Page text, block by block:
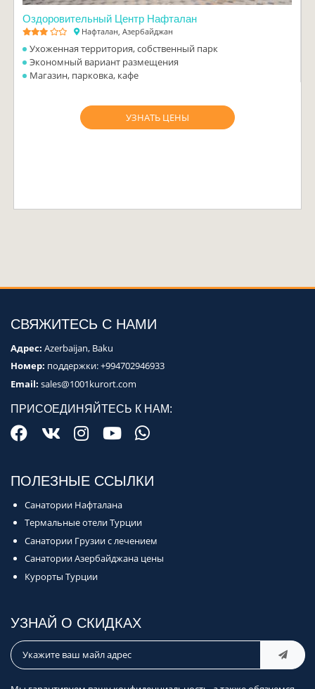
Оздоровительный Центр Нафталан
Нафталан, Азербайджан
Ухоженная территория, собственный парк
Экономный вариант размещения
Магазин, парковка, кафе
УЗНАТЬ ЦЕНЫ
СВЯЖИТЕСЬ С НАМИ
Адрес: Azerbaijan, Baku
Номер: поддержки:+994702946933
Email: sales@1001kurort.com
ПРИСОЕДИНЯЙТЕСЬ К НАМ:
ПОЛЕЗНЫЕ ССЫЛКИ
Санатории Нафталана
Термальные отели Турции
Санатории Грузии с лечением
Санатории Азербайджана цены
Курорты Турции
УЗНАЙ О СКИДКАХ